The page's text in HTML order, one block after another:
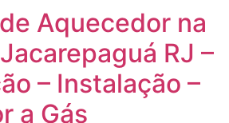
Aquecedor na
RJ –
– Instalação –
a Gás